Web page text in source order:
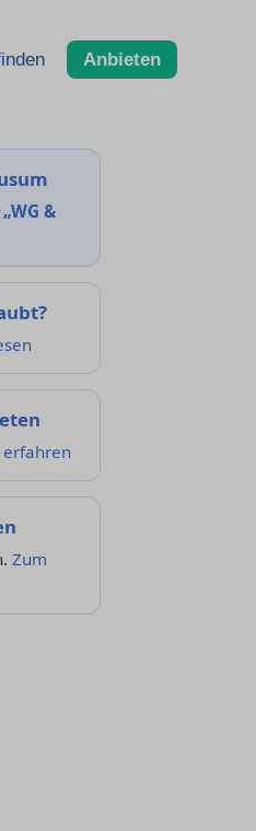
Anbieten
„WG &
Zum